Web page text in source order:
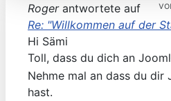
Rogerantwortete auf
Re: "Willkommen auf der
Hi Sämi
Toll, dass du dich an
Nehme mal an dass du dir
hast.